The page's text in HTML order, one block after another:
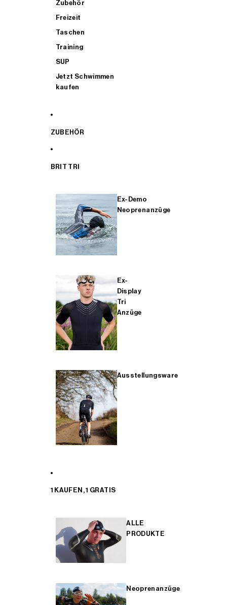
Zubehör
Freizeit
Taschen
Training
SUP
Jetzt Schwimmen
kaufen
ZUBEHÖR
BRIT TRI
Ex-Demo
Neoprenanzüge
Ex-
Display
Tri
Anzüge
Ausstellungsware
1 KAUFEN, 1 GRATIS
ALLE
PRODUKTE
Neoprenanzüge